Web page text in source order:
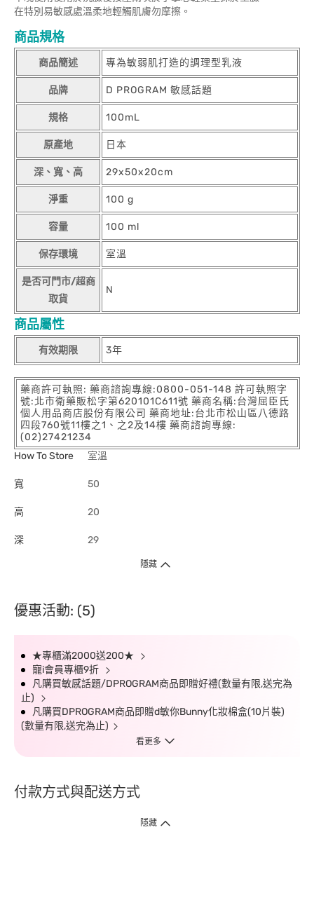
在特別易敏感處溫柔地輕觸肌膚勿摩擦。
商品規格
商品簡述 專為敏弱肌打造的調理型乳液
品牌 D PROGRAM 敏感話題
規格 100mL
原產地 日本
深、寬、高 29x50x20cm
淨重 100 g
容量 100 ml
保存環境 室溫
是否可門市/超商
取貨
N
商品屬性
有效期限 3年
藥商許可執照: 藥商諮詢專線:0800-051-148 許可執照字
號:北市衛藥販松字第620101C611號 藥商名稱:台灣屈臣氏
個人用品商店股份有限公司 藥商地址:台北市松山區八德路
四段760號11樓之1、之2及14樓 藥商諮詢專線:
(02)27421234
How To Store
室溫
寬 50
高 20
深 29
隱藏
優惠活動: (5)
★專櫃滿2000送200★
寵i會員專櫃9折
凡購買敏感話題/DPROGRAM商品即贈好禮(數量有限,送完為
止)
凡購買DPROGRAM商品即贈d敏你Bunny化妝棉盒(10片裝)
(數量有限,送完為止)
看更多
付款方式與配送方式
隱藏